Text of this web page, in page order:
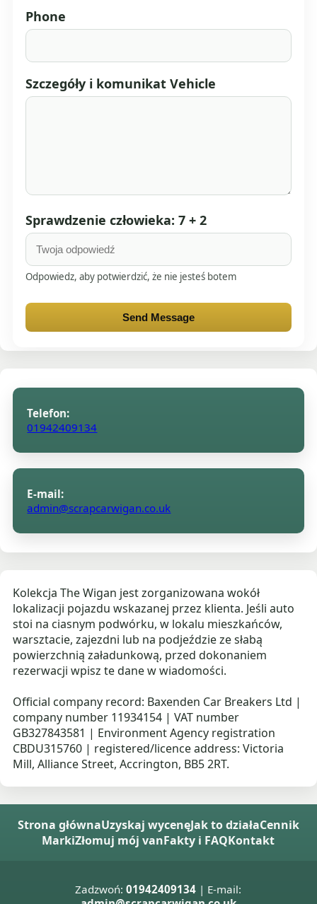
Phone
Szczegóły i komunikat Vehicle
Sprawdzenie człowieka: 7 + 2
Odpowiedz, aby potwierdzić, że nie jesteś botem
Send Message
Telefon:
01942409134
E-mail:
admin@scrapcarwigan.co.uk
Kolekcja The Wigan jest zorganizowana wokół
lokalizacji pojazdu wskazanej przez klienta. Jeśli auto
stoi na ciasnym podwórku, w lokalu mieszkańców,
warsztacie, zajezdni lub na podjeździe ze słabą
powierzchnią załadunkową, przed dokonaniem
rezerwacji wpisz te dane w wiadomości.
Official company record: Baxenden Car Breakers Ltd |
company number 11934154 | VAT number
GB327843581 | Environment Agency registration
CBDU315760 | registered/licence address: Victoria
Mill, Alliance Street, Accrington, BB5 2RT.
Strona głównaUzyskaj wycenęJak to działaCennik
MarkiZłomuj mój vanFakty i FAQKontakt
Zadzwoń:01942409134 | E-mail: